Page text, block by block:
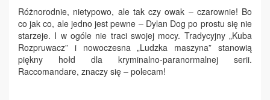
Różnorodnie, nietypowo, ale tak czy owak – czarownie! Bo
co jak co, ale jedno jest pewne – Dylan Dog po prostu się nie
starzeje. I w ogóle nie traci swojej mocy. Tradycyjny „Kuba
Rozpruwacz” i nowoczesna „Ludzka maszyna” stanowią
piękny hołd dla kryminalno-paranormalnej serii.
Raccomandare, znaczy się – polecam!